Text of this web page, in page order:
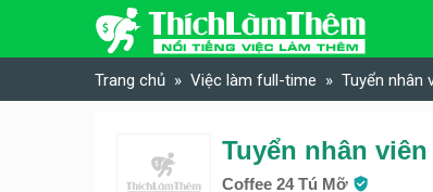
Skip to content
Trang chủ Việc làm full-time Tuyển nhân
Tuyển nhân
Coffee 24 Tú Mỡ